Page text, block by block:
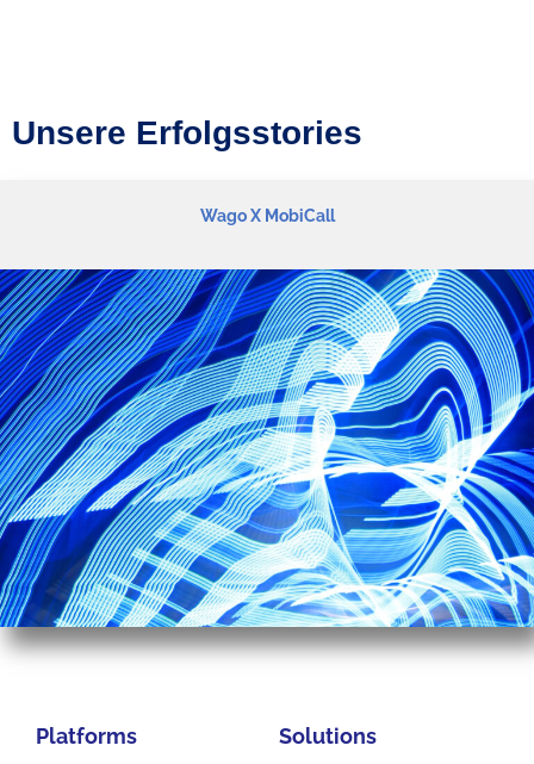
Unsere Erfolgsstories
Wago X MobiCall
Platforms Solutions